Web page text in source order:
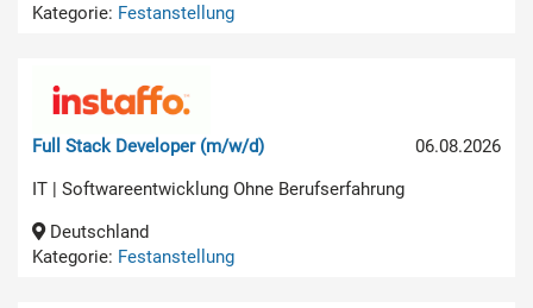
Kategorie: Festanstellung
06.08.2026
Full Stack Developer (m/w/d)
IT | Softwareentwicklung Ohne Berufserfahrung
Deutschland
Kategorie: Festanstellung